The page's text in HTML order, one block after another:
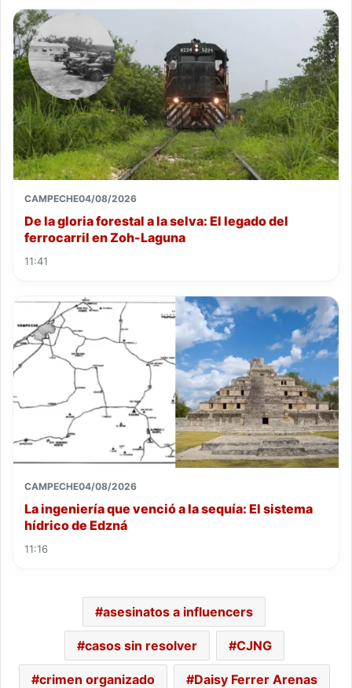
CAMPECHE04/08/2026
De la gloria forestal a la selva: El legado del
ferrocarril en Zoh-Laguna
11:41
CAMPECHE04/08/2026
La ingeniería que venció a la sequía: El sistema
hídrico de Edzná
11:16
asesinatos a influencers
casos sin resolver CJNG
crimen organizado Daisy Ferrer Arenas